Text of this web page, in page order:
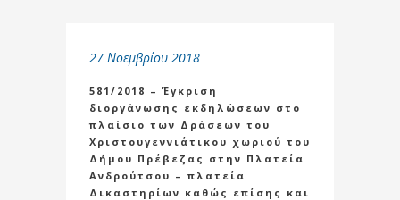
27 Νοεμβρίου 2018
581/2018 – Έγκριση
διοργάνωσης εκδηλώσεων στο
πλαίσιο των Δράσεων του
Χριστουγεννιάτικου χωριού του
Δήμου Πρέβεζας στην Πλατεία
Ανδρούτσου – πλατεία
Δικαστηρίων καθώς επίσης και